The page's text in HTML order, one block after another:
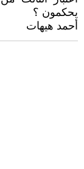
يحكمون ؟
أحمد هيهات